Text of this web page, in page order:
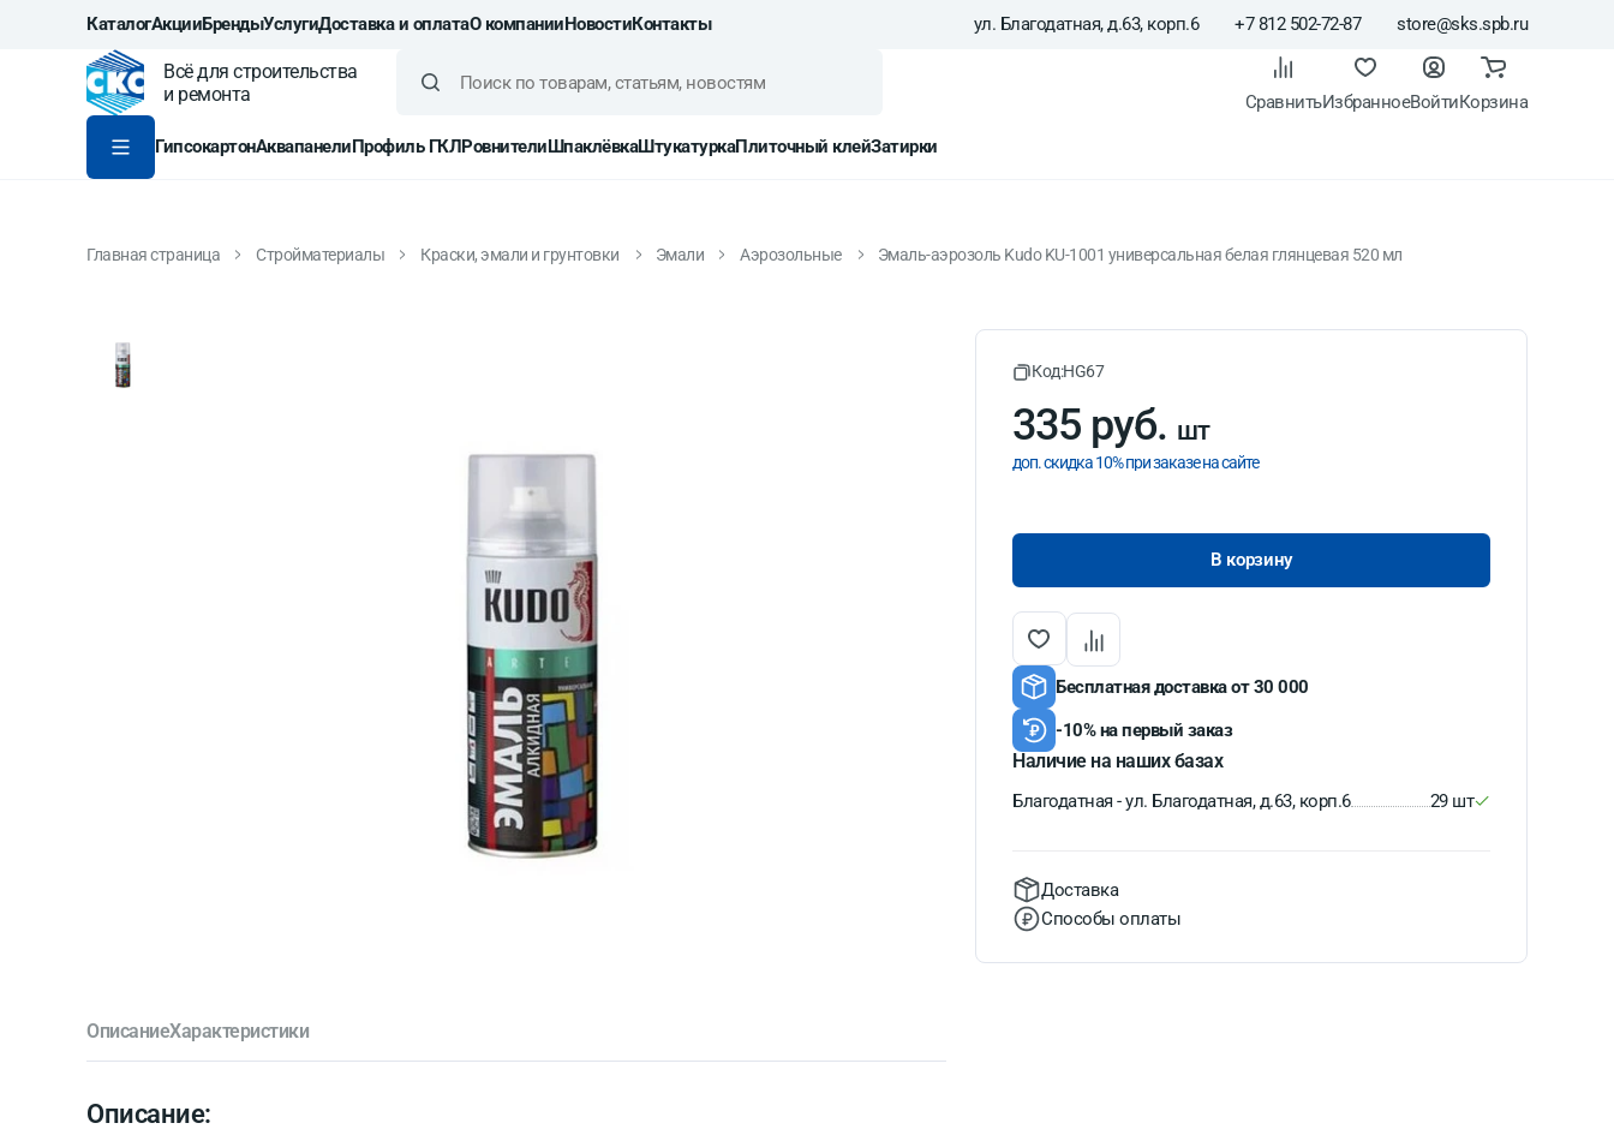
КаталогАкцииБрендыУслугиДоставка и оплатаО компанииНовостиКонтакты ул. Благодатная, д.63, корп.6 +7 812 502-72-87 store@sks.spb.ru
Всё для строительства
и ремонта
СравнитьИзбранноеВойтиКорзина
ГипсокартонАквапанелиПрофиль ГКЛРовнителиШпаклёвкаШтукатуркаПлиточный клейЗатирки
Главная страница Стройматериалы Краски, эмали и грунтовки Эмали Аэрозольные Эмаль-аэрозоль Kudo KU-1001 универсальная белая глянцевая 520 мл
ОписаниеХарактеристики
Описание:
Код:HG67
335 руб. шт
доп. скидка 10% при заказе на сайте
В корзину
Бесплатная доставка от 30 000
-10% на первый заказ
Наличие на наших базах
Благодатная - ул. Благодатная, д.63, корп.6 29 шт
Доставка
Способы оплаты